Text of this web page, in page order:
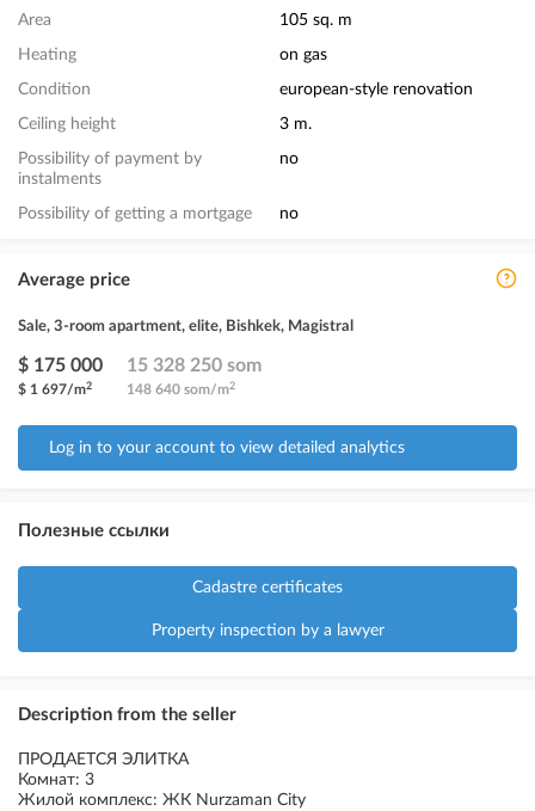
Area 105 sq. m
Heating on gas
Condition european-style renovation
Ceiling height 3 m.
Possibility of payment by
instalments
no
Possibility of getting a mortgage no
Average price
Sale, 3-room apartment, elite, Bishkek, Magistral
$ 175 000
$ 1 697/m2
15 328 250 som
148 640 som/m2
Log in to your account to view detailed analytics
Полезные ссылки
Cadastre certificates
Property inspection by a lawyer
Description from the seller
ПРОДАЕТСЯ ЭЛИТКА
Комнат: 3
Жилой комплекс: ЖК Nurzaman City